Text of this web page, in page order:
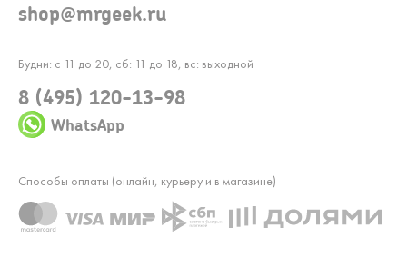
Будни: с 11 до 20, сб: 11 до 18, вс: выходной
8 (495) 120-13-98
WhatsApp
shop@mrgeek.ru
Способы оплаты (онлайн, курьеру и в магазине)